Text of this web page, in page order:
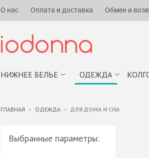
О нас Оплата и доставка Обмен и
НИЖНЕЕ БЕЛЬЕ ОДЕЖДА
ГЛАВНАЯ ОДЕЖДА ДЛЯ ДОМА И СНА
Выбранные параметры: